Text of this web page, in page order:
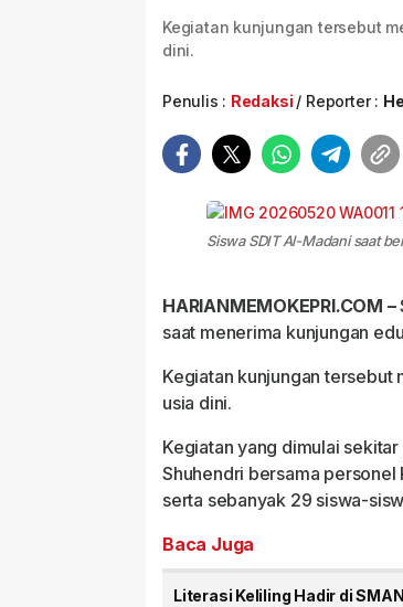
Kegiatan kunjungan tersebut
dini.
Penulis : Redaksi Reporter :
Siswa SDIT Al-Madani saat
HARIANMEMOKEPRI.COM –
saat menerima kunjungan
Kegiatan kunjungan tersebut
usia dini.
Kegiatan yang dimulai
Shuhendri bersama personel
serta sebanyak 29 siswa-
Baca Juga
Literasi Keliling Hadir di SMAN